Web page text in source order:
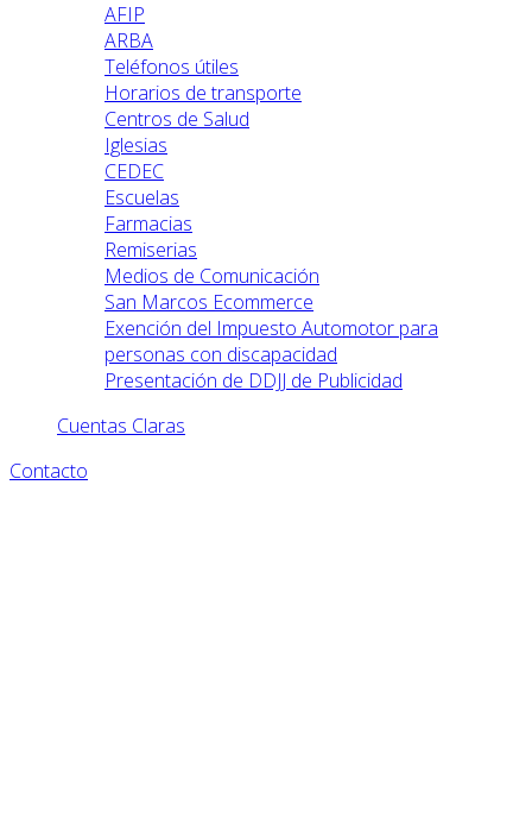
AFIP
ARBA
Teléfonos útiles
Horarios de transporte
Centros de Salud
Iglesias
CEDEC
Escuelas
Farmacias
Remiserias
Medios de Comunicación
San Marcos Ecommerce
Exención del Impuesto Automotor para
personas con discapacidad
Presentación de DDJJ de Publicidad
Cuentas Claras
Contacto